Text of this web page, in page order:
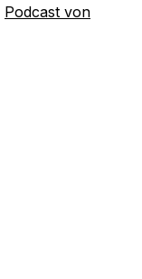
Podcast von